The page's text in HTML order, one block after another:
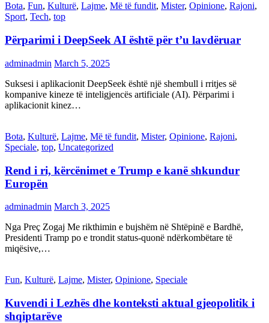
Bota, Fun, Kulturë, Lajme, Më të fundit, Mister, Opinione, Rajoni,
Sport, Tech, top
Përparimi i DeepSeek AI është për t’u lavdëruar
adminadmin March 5, 2025
Suksesi i aplikacionit DeepSeek është një shembull i rritjes së
kompanive kineze të inteligjencës artificiale (AI). Përparimi i
aplikacionit kinez…
Bota, Kulturë, Lajme, Më të fundit, Mister, Opinione, Rajoni,
Speciale, top, Uncategorized
Rend i ri, kërcënimet e Trump e kanë shkundur
Europën
adminadmin March 3, 2025
Nga Preç Zogaj Me rikthimin e bujshëm në Shtëpinë e Bardhë,
Presidenti Tramp po e trondit status-quonë ndërkombëtare të
miqësive,…
Fun, Kulturë, Lajme, Mister, Opinione, Speciale
Kuvendi i Lezhës dhe konteksti aktual gjeopolitik i
shqiptarëve